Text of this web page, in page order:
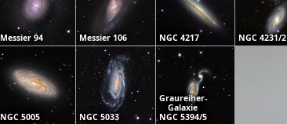
Messier 94 Messier 106 NGC 4217 NGC 4231/2
NGC 5005 NGC 5033
Graureiher-
Galaxie
NGC 5394/5